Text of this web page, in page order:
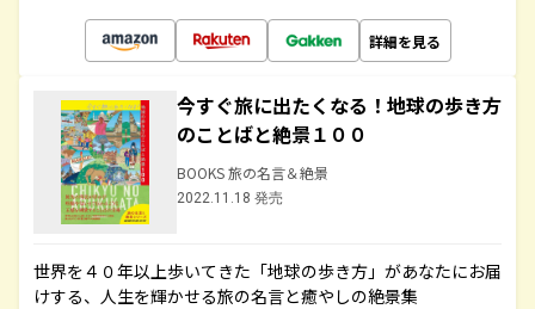
詳細を見る
今すぐ旅に出たくなる！地球の歩き方
のことばと絶景１００
BOOKS 旅の名言＆絶景
2022.11.18 発売
世界を４０年以上歩いてきた「地球の歩き方」があなたにお届
けする、人生を輝かせる旅の名言と癒やしの絶景集